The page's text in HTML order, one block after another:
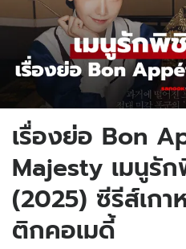
เรื่องย่อ Bon
Majesty เมนูรัก
(2025) ซีรีส์เก
ติกคอเมดี้